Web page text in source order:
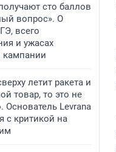
сто баллов
вопрос». О
всего
и ужасах
кампании
летит ракета и
товар, то это не
Основатель Levrana
с критикой на